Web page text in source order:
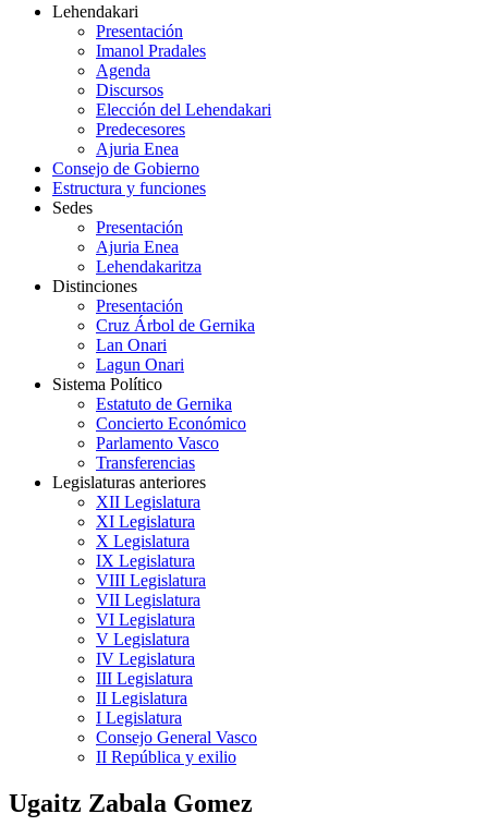
Lehendakari
Presentación
Imanol Pradales
Agenda
Discursos
Elección del Lehendakari
Predecesores
Ajuria Enea
Consejo de Gobierno
Estructura y funciones
Sedes
Presentación
Ajuria Enea
Lehendakaritza
Distinciones
Presentación
Cruz Árbol de Gernika
Lan Onari
Lagun Onari
Sistema Político
Estatuto de Gernika
Concierto Económico
Parlamento Vasco
Transferencias
Legislaturas anteriores
XII Legislatura
XI Legislatura
X Legislatura
IX Legislatura
VIII Legislatura
VII Legislatura
VI Legislatura
V Legislatura
IV Legislatura
III Legislatura
II Legislatura
I Legislatura
Consejo General Vasco
II República y exilio
Ugaitz Zabala Gomez